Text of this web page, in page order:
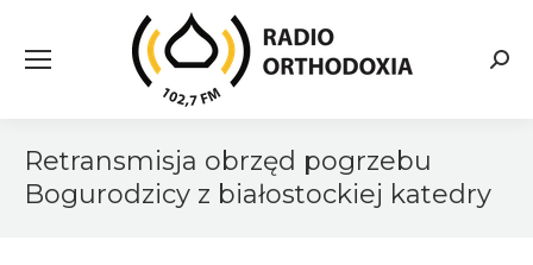
Retransmisja obrzęd pogrzebu
Bogurodzicy z białostockiej katedry